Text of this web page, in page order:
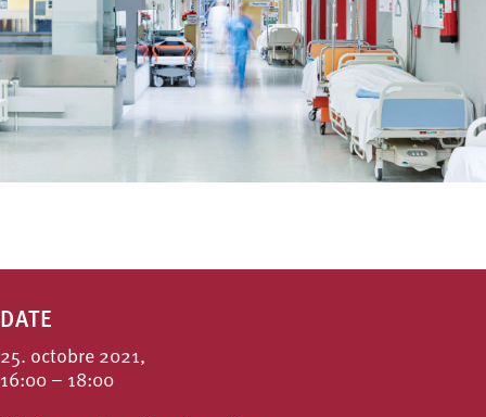
DATE
25. octobre 2021,
16:00 – 18:00